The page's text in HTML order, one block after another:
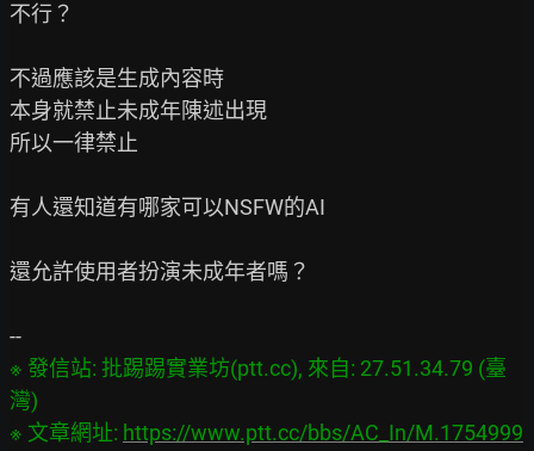
不行？
不過應該是生成內容時
本身就禁止未成年陳述出現
所以一律禁止
有人還知道有哪家可以NSFW的AI
還允許使用者扮演未成年者嗎？
※ 發信站: 批踢踢實業坊(ptt.cc), 來自: 27.51.34.79 (臺
灣)
※ 文章網址: https://www.ptt.cc/bbs/AC_In/M.1754999